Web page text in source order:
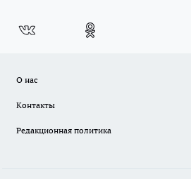
О нас
Контакты
Редакционная политика